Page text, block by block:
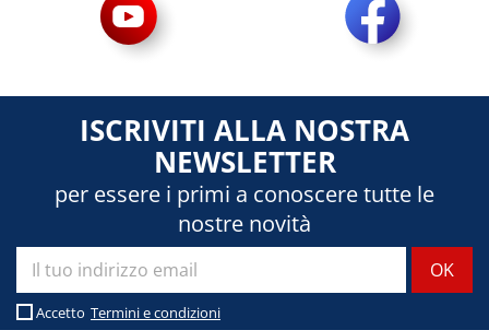
ISCRIVITI ALLA NOSTRA
NEWSLETTER
per essere i primi a conoscere tutte le
nostre novità
Accetto Termini e condizioni